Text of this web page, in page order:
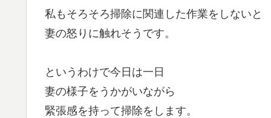
私もそろそろ掃除に関連した作業をしないと
妻の怒りに触れそうです。
というわけで今日は一日
妻の様子をうかがいながら
緊張感を持って掃除をします。